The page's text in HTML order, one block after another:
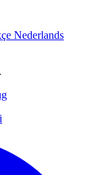
Nederlands